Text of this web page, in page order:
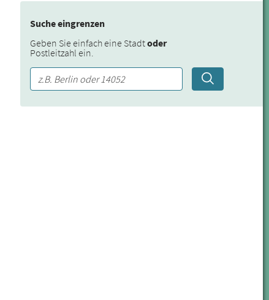
Suche eingrenzen
Geben Sie einfach eine Stadtoder
Postleitzahl ein.